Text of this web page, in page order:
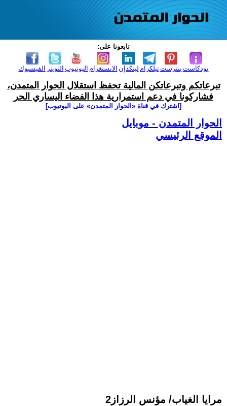
تابعونا على:
الفيسبوك التويتر اليوتيوب الانستغرام لينكدإن تيلكرامبنترست بودكاست
تبرعاتكم وتبرعاتكن المالية تحفظ استقلال الحوار المتمدن،
فشاركونا في دعم استمرارية هذا الفضاء اليساري الحر
[اشترك في قناة ‫«الحوار المتمدن» على اليوتيوب]
الحوار المتمدن - موبايل
الموقع الرئيسي
مرايا الغياب/ مؤنس الرزاز2